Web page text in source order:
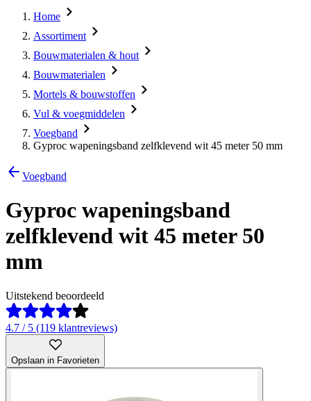
Home
Assortiment
Bouwmaterialen & hout
Bouwmaterialen
Mortels & bouwstoffen
Vul & voegmiddelen
Voegband
Gyproc wapeningsband zelfklevend wit 45 meter 50 mm
Voegband
Gyproc wapeningsband
zelfklevend wit 45 meter 50
mm
Uitstekend beoordeeld
4.7 / 5 (119 klantreviews)
Opslaan in Favorieten